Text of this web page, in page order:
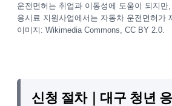
운전면허는 취업과 이동성에 도움이 되지만
응시료 지원사업에서는 자동차 운전면허가
이미지: Wikimedia Commons, CC BY 2.0.
신청 절차｜대구 청년